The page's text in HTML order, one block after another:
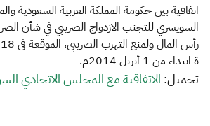
اقتراحات
الزكاة الجمارك
ضريبة القيمة
الإقرار الضريبي
التصرفات العقارية
اتفاقية بين حكومة المملكة العربية السعودية
السويسري للتجنب الازدواج الضريبي في شأن
ة ابتداء من 1 أبريل 2014م.​
تحميل: الاتفاقية مع المجلس الاتحادي